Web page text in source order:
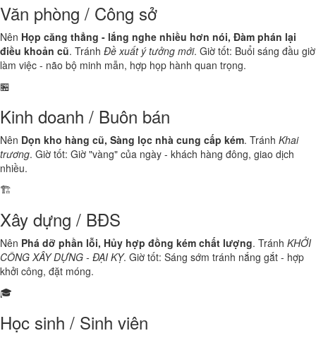
Văn phòng / Công sở
Nên Họp căng thẳng - lắng nghe nhiều hơn nói, Đàm phán lại
điều khoản cũ. Tránh Đề xuất ý tưởng mới. Giờ tốt: Buổi sáng đầu giờ
làm việc - não bộ minh mẫn, hợp họp hành quan trọng.
🏪
Kinh doanh / Buôn bán
Nên Dọn kho hàng cũ, Sàng lọc nhà cung cấp kém. Tránh Khai
trương. Giờ tốt: Giờ "vàng" của ngày - khách hàng đông, giao dịch
nhiều.
🏗️
Xây dựng / BĐS
Nên Phá dỡ phần lỗi, Hủy hợp đồng kém chất lượng. Tránh KHỞI
CÔNG XÂY DỰNG - ĐẠI KỴ. Giờ tốt: Sáng sớm tránh nắng gắt - hợp
khởi công, đặt móng.
🎓
Học sinh / Sinh viên